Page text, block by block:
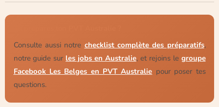
Consulte aussi notre checklist complète des préparatifs,
notre guide sur les jobs en Australie, et rejoins le groupe
Facebook Les Belges en PVT Australie pour poser tes
questions.